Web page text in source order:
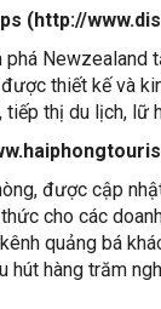
(http://
Newzealand
thiết kế và
thị du lịch,
được cập
cho các
quảng bá
hút hàng trăm